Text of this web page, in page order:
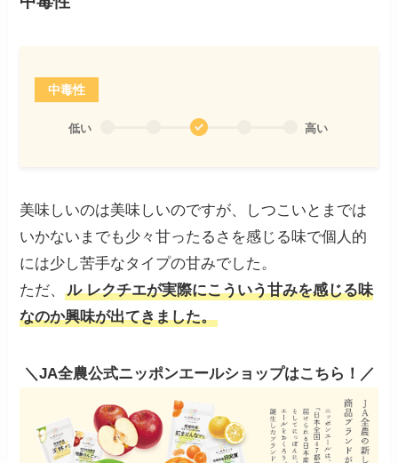
中毒性
低い 高い
美味しいのは美味しいのですが、しつこいとまでは
いかないまでも少々甘ったるさを感じる味で個人的
には少し苦手なタイプの甘みでした。
ただ、ル レクチエが実際にこういう甘みを感じる味
なのか興味が出てきました。
＼JA全農公式ニッポンエールショップはこちら！／